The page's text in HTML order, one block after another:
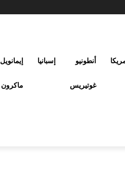
أنطونيو
غوتيريس
إسبانيا إيمانويل
ماكرون